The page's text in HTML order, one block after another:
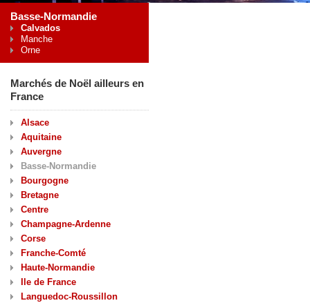
Basse-Normandie
Calvados
Manche
Orne
Marchés de Noël ailleurs en
France
Alsace
Aquitaine
Auvergne
Basse-Normandie
Bourgogne
Bretagne
Centre
Champagne-Ardenne
Corse
Franche-Comté
Haute-Normandie
Ile de France
Languedoc-Roussillon